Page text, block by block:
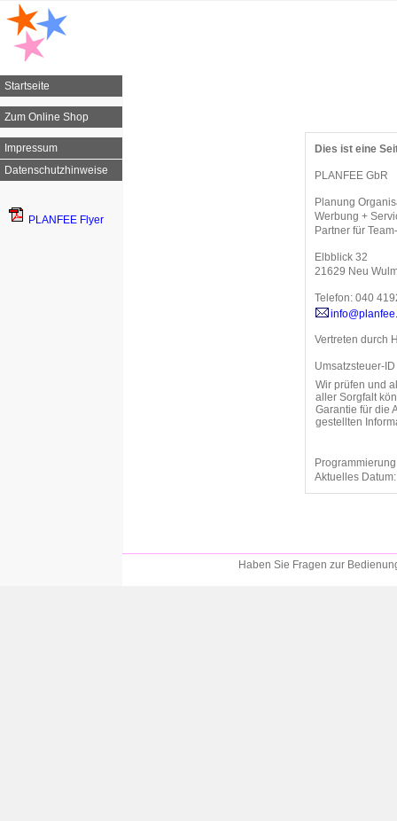
Startseite
Zum Online Shop
Impressum
Datenschutzhinweise
PLANFEE Flyer
Dies ist eine
PLANFEE GbR
Planung
Werbung +
Partner für
Elbblick 32
21629 Neu
Telefon: 040
Vertreten durch
Umsatzsteuer-
Wir prüfen und
aller Sorgfalt
Garantie für die
gestellten
Aktuelles
Haben Sie Fragen zur